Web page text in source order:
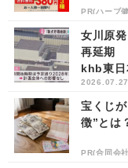
PR(ハーブ
女川原
再延期
khb東日
2026.07.27
宝くじ
徴”とは
PR(合同会